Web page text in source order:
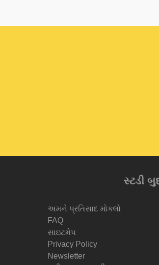
સ્ટડી
અમને પ્રતિસાદ મોકલો
FAQ
સાઇટમેપ
Privacy Policy
Newsletter